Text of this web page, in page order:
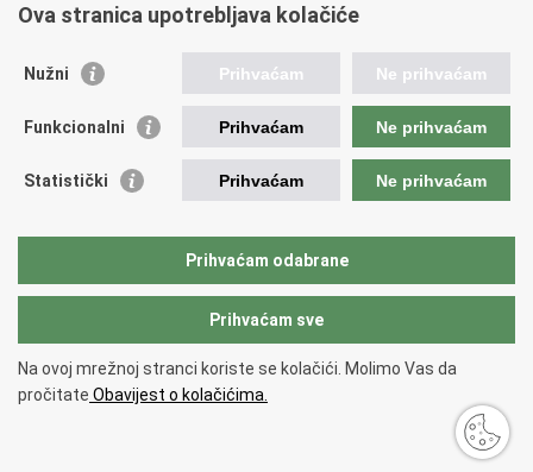
HAKOM
Ostale poveznice
Hrvatski audiovizualni centar
Creative Europe
EU National Institutes for Culture
Međunarodni centar za podvodnu arheologiju u Zadru (MCPA)
Copyright © 2026 Ministarstvo kulture i medija.
pristupačnosti.
Ova stranica upotrebljava kolačiće
Nužni Prihvaćam Ne prihvaćam
Funkcionalni Prihvaćam Ne prihvaćam
Statistički Prihvaćam Ne prihvaćam
Prihvaćam odabrane
Prihvaćam sve
Na ovoj mrežnoj stranci koriste se kolačići. Molimo Vas da
pročitate Obavijest o kolačićima.